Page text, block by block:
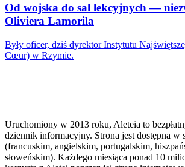
Od wojska do sal lekcyjnych —
Oliviera Lamorila
Były oficer, dziś dyrektor Instytutu
Cœur) w Rzymie.
Uruchomiony w 2013 roku, Aleteia to
dziennik informacyjny. Strona jest dostępna w
(francuskim, angielskim, portugalskim,
słoweńskim). Każdego miesiąca ponad 10